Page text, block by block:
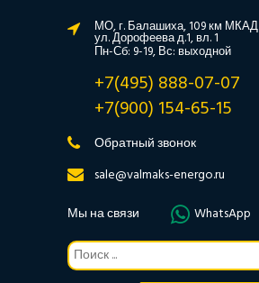
МО, г. Балашиха, 109 км МКАД
ул. Дорофеева д.1, вл. 1
Пн-Сб: 9-19, Вс: выходной
+7(495) 888-07-07
+7(900) 154-65-15
Обратный звонок
sale@valmaks-energo.ru
Мы на связи
WhatsApp